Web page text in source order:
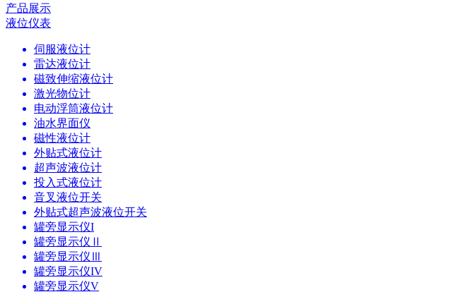
产品展示
液位仪表
伺服液位计
雷达液位计
磁致伸缩液位计
激光物位计
电动浮筒液位计
油水界面仪
磁性液位计
外贴式液位计
超声波液位计
投入式液位计
音叉液位开关
外贴式超声波液位开关
罐旁显示仪I
罐旁显示仪Ⅱ
罐旁显示仪Ⅲ
罐旁显示仪IV
罐旁显示仪V